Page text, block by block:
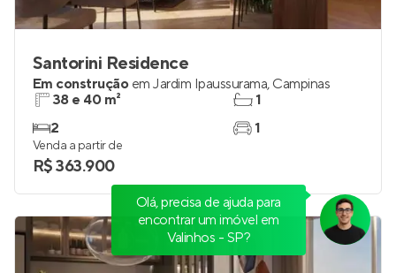
Santorini Residence
Em construção em Jardim Ipaussurama, Campinas
38 e 40 m²
2
1
1
Venda a partir de
R$ 363.900
Olá, precisa de ajuda para
encontrar um imóvel em
Valinhos - SP?